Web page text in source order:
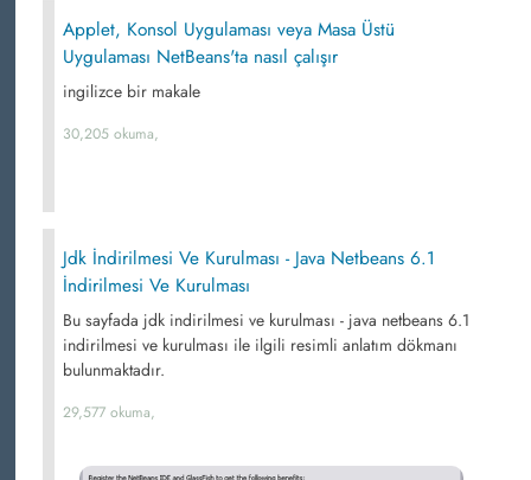
Applet, Konsol Uygulaması veya Masa Üstü
Uygulaması NetBeans'ta nasıl çalışır
ingilizce bir makale
30,205 okuma,
Jdk İndirilmesi Ve Kurulması - Java Netbeans 6.1
İndirilmesi Ve Kurulması
Bu sayfada jdk indirilmesi ve kurulması - java netbeans 6.1
indirilmesi ve kurulması ile ilgili resimli anlatım dökmanı
bulunmaktadır.
29,577 okuma,